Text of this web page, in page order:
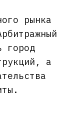
рынка
город
а